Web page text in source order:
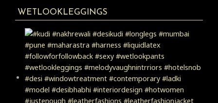
WETLOOKLEGGINGS